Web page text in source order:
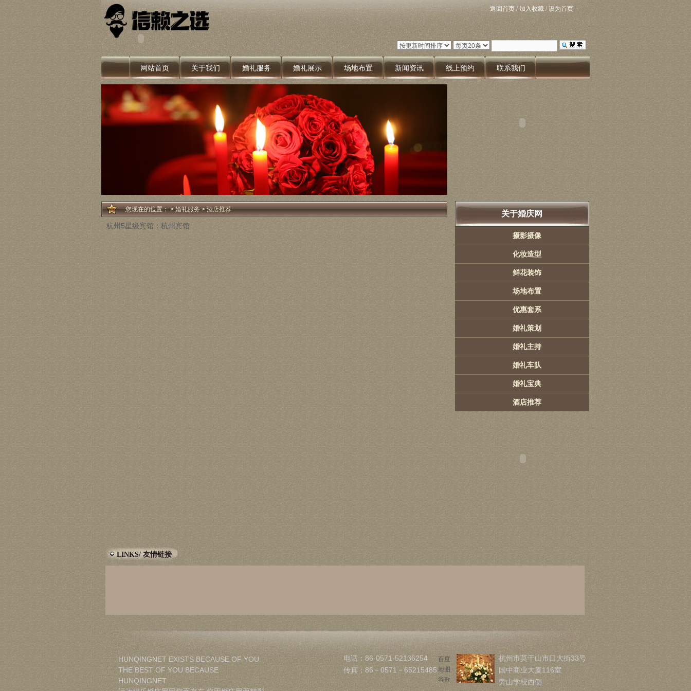
返回首页 /加入收藏/设为首页
网站首页 关于我们 婚礼服务 婚礼展示 场地布置 新闻资讯 线上预约 联系我们
关于婚庆网
摄影摄像
化妆造型
鲜花装饰
场地布置
优惠套系
婚礼策划
婚礼主持
婚礼车队
婚礼宝典
酒店推荐
您现在的位置：>婚礼服务> 酒店推荐
杭州5星级宾馆：杭州宾馆
LINKS/ 友情链接
电话：86-0571-52136254
传真：86－0571－65215485
百度
地图
谷歌
杭州市莫干山市口大街33号
国中商业大厦116室
旁山学校西侧
HUNQINGNET EXISTS BECAUSE OF YOU
THE BEST OF YOU BECAUSE
HUNQINGNET